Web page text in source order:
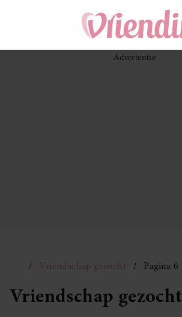
Vriendschap gezocht Pagina 6
Vriendschap gezocht